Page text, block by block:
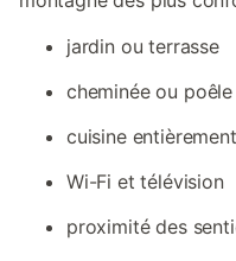
jardin ou terrasse
cheminée ou poêle
cuisine
Wi-Fi et télévision
proximité des